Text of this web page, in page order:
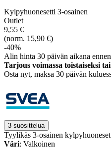
Kylpyhuonesetti 3-osainen
Outlet
9,55 €
(norm. 15,90 €)
-40%
Alin hinta 30 päivän aikana
Tarjous voimassa toistaiseksi
Osta nyt, ­maksa 30 päivän
3 suosittelua
Tyylikäs 3-osainen
Väri: Valkoinen